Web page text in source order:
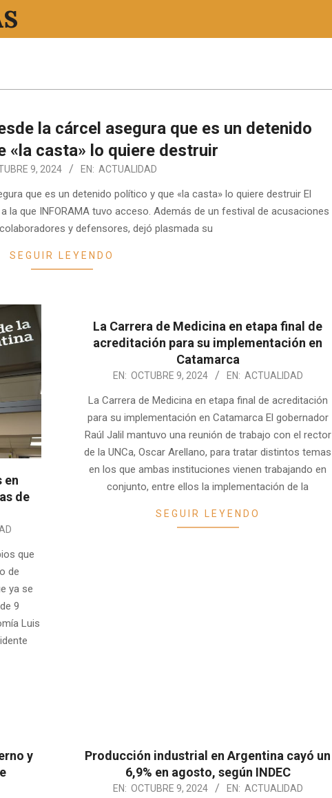
la cárcel asegura que es un detenido
«la casta» lo quiere destruir
9, 2024 EN: ACTUALIDAD
que es un detenido político y que «la casta» lo quiere destruir El
la que INFORAMA tuvo acceso. Además de un festival de acusaciones
y defensores, dejó plasmada su
SEGUIR LEYENDO
en
de
que
de
ya se
9
Luis
La Carrera de Medicina en etapa final de
acreditación para su implementación en
Catamarca
EN: OCTUBRE 9, 2024 EN: ACTUALIDAD
La Carrera de Medicina en etapa final de acreditación
para su implementación en Catamarca El gobernador
Raúl Jalil mantuvo una reunión de trabajo con el rector
de la UNCa, Oscar Arellano, para tratar distintos temas
en los que ambas instituciones vienen trabajando en
conjunto, entre ellos la implementación de la
SEGUIR LEYENDO
y
Producción industrial en Argentina cayó un
6,9% en agosto, según INDEC
EN: OCTUBRE 9, 2024 EN: ACTUALIDAD